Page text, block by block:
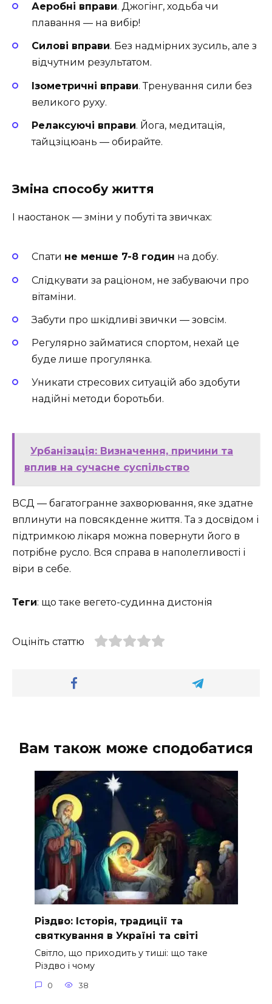
Аеробні вправи. Джогінг, ходьба чи
плавання — на вибір!
Силові вправи. Без надмірних зусиль, але з
відчутним результатом.
Ізометричні вправи. Тренування сили без
великого руху.
Релаксуючі вправи. Йога, медитація,
тайцзіцюань — обирайте.
Зміна способу життя
І наостанок — зміни у побуті та звичках:
Спати не менше 7-8 годин на добу.
Слідкувати за раціоном, не забуваючи про
вітаміни.
Забути про шкідливі звички — зовсім.
Регулярно займатися спортом, нехай це
буде лише прогулянка.
Уникати стресових ситуацій або здобути
надійні методи боротьби.
Урбанізація: Визначення, причини та
вплив на сучасне суспільство
ВСД — багатогранне захворювання, яке здатне
вплинути на повсякденне життя. Та з досвідом і
підтримкою лікаря можна повернути його в
потрібне русло. Вся справа в наполегливості і
віри в себе.
Теги: що таке вегето-судинна дистонія
Оцініть статтю
Вам також може сподобатися
Різдво: Історія, традиції та
святкування в Україні та світі
Світло, що приходить у тиші: що таке
Різдво і чому
0 38